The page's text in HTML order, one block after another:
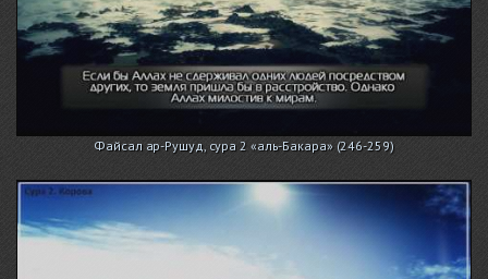
Файсал ар-Рушуд, сура 2 «аль-Бакара» (246-259)